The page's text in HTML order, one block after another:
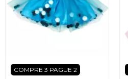
COMPRE 3 PAGUE 2